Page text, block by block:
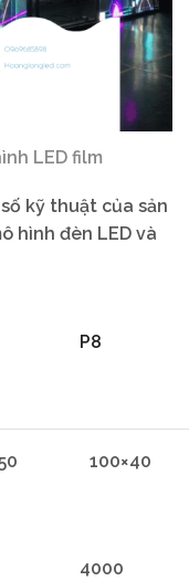
LED film
kỹ thuật của sản
hình đèn LED và
P8
100×40
4000